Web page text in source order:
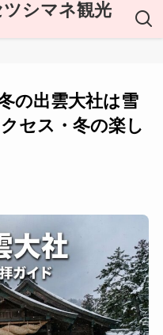
シマネ観光
の出雲大社は雪
セス・冬の楽し